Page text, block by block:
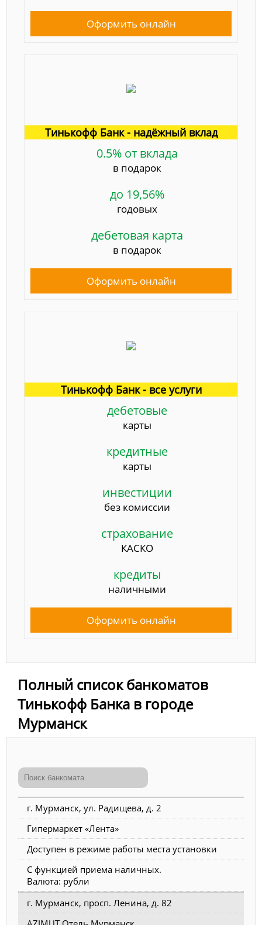
Оформить онлайн
Тинькофф Банк - надёжный вклад
0.5% от вклада
в подарок
до 19,56%
годовых
дебетовая карта
в подарок
Оформить онлайн
Тинькофф Банк - все услуги
дебетовые
карты
кредитные
карты
инвестиции
без комиссии
страхование
КАСКО
кредиты
наличными
Оформить онлайн
Полный список банкоматов
Тинькофф Банка в городе
Мурманск
г. Мурманск, ул. Радищева, д. 2
Гипермаркет «Лента»
Доступен в режиме работы места установки
С функцией приема наличных.
Валюта: рубли
г. Мурманск, просп. Ленина, д. 82